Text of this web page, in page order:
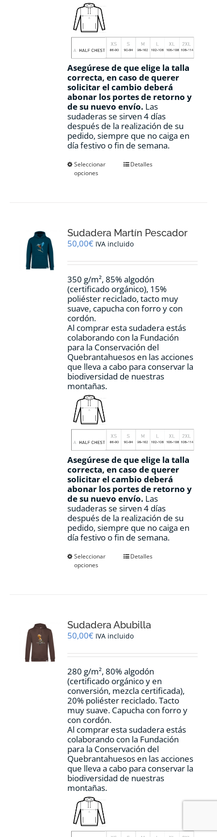
Asegúrese de que elige la talla
correcta, en caso de querer
solicitar el cambio deberá
abonar los portes de retorno y
de su nuevo envío. Las
sudaderas se sirven 4 días
después de la realización de su
pedido, siempre que no caiga en
día festivo o fin de semana.
Seleccionar
opciones
Este
se
pueden
en
página
de
producto
Detalles
Sudadera Martín Pescador
50,00€ IVA incluido
350 g/m², 85% algodón
(certificado orgánico), 15%
poliéster reciclado, tacto muy
suave, capucha con forro y con
cordón.
Al comprar esta sudadera estás
colaborando con la Fundación
para la Conservación del
Quebrantahuesos en las acciones
que lleva a cabo para conservar la
biodiversidad de nuestras
montañas.
Asegúrese de que elige la talla
correcta, en caso de querer
solicitar el cambio deberá
abonar los portes de retorno y
de su nuevo envío. Las
sudaderas se sirven 4 días
después de la realización de su
pedido, siempre que no caiga en
día festivo o fin de semana.
Seleccionar
opciones
Este
se
pueden
en
página
de
producto
Detalles
Sudadera Abubilla
50,00€ IVA incluido
280 g/m², 80% algodón
(certificado orgánico y en
conversión, mezcla certificada),
20% poliéster reciclado. Tacto
muy suave. Capucha con forro y
con cordón.
Al comprar esta sudadera estás
colaborando con la Fundación
para la Conservación del
Quebrantahuesos en las acciones
que lleva a cabo para conservar la
biodiversidad de nuestras
montañas.